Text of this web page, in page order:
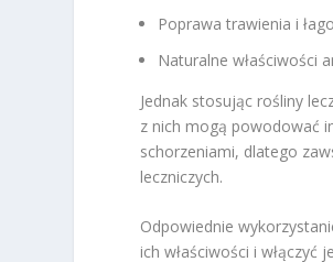
Poprawa trawienia i
Naturalne właściwości
Jednak stosując rośliny
z nich mogą powodować
schorzeniami, dlatego
leczniczych.
Odpowiednie
ich właściwości i włączyć